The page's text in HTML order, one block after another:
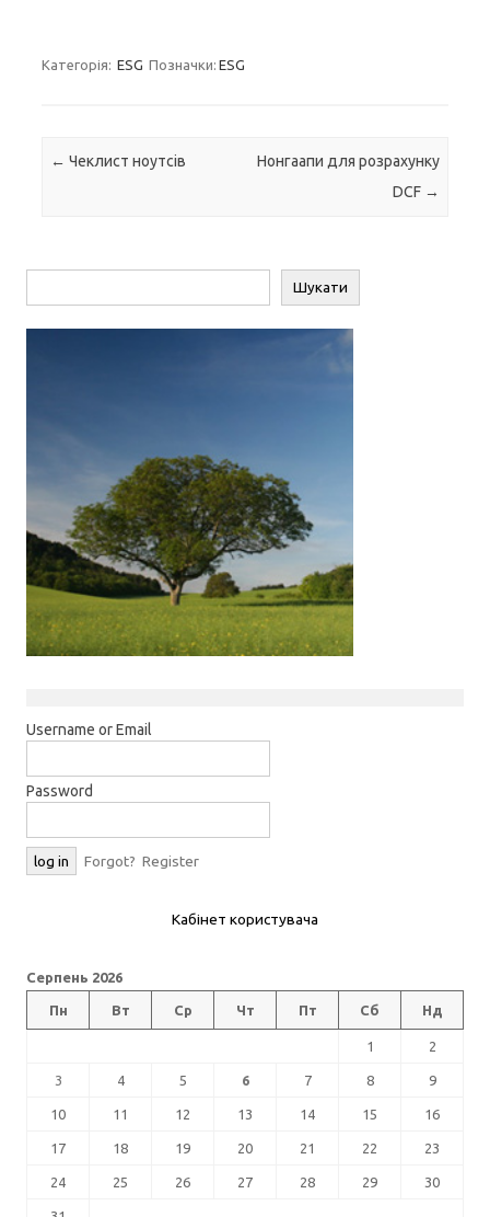
Категорія: ESG Позначки: ESG
Навігація по запису
← Чеклист ноутсів
Нонгаапи для розрахунку
DCF →
Шукати
Username or Email
Password
Forgot? Register
Кабінет користувача
Серпень 2026
Пн Вт Ср Чт Пт Сб Нд
1 2
3 4 5 6 7 8 9
10 11 12 13 14 15 16
17 18 19 20 21 22 23
24 25 26 27 28 29 30